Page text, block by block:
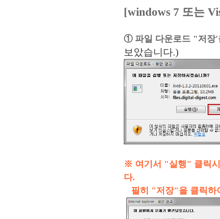
[windows 7 또는
① 파일 다운로드 "저장'
보았습니다.)
※ 여기서 "실행" 클릭시
다.
필히 "저장"을 클릭하